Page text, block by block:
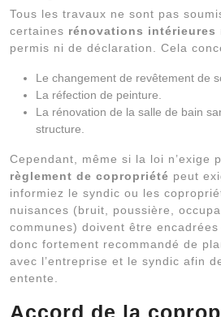
Tous les travaux ne sont pas
certaines rénovations intérieures
permis ni de déclaration. Cela
Le changement de revêtement de
La réfection de peinture.
La rénovation de la salle de bain
structure.
Cependant, même si la loi n’exige
règlement de copropriété peut
informiez le syndic ou les
nuisances (bruit, poussière,
communes) doivent être
donc fortement recommandé de
avec l’entreprise et le syndic afin
entente.
Accord de la